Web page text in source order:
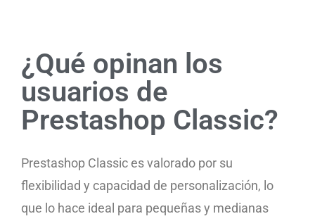
¿Qué opinan los
usuarios de
Prestashop Classic?
Prestashop Classic es valorado por su
flexibilidad y capacidad de personalización, lo
que lo hace ideal para pequeñas y medianas